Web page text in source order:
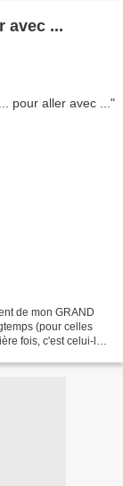
avec ...
de mon GRAND
(pour celles
fois, c'est celui-là